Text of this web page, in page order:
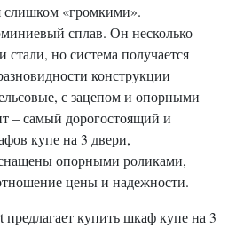
слишком «громкими».
сплав. Он несколько
стали, но система получается
конструкции
с зацепом и опорными
– самый дорогостоящий и
купе на 3 двери,
опорными роликами,
цены и надежности.
купить шкаф купе на 3